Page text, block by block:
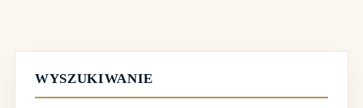
WYSZUKIWANIE